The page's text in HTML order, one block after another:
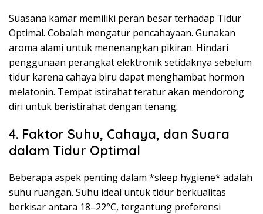
Suasana kamar memiliki peran besar terhadap Tidur
Optimal. Cobalah mengatur pencahayaan. Gunakan
aroma alami untuk menenangkan pikiran. Hindari
penggunaan perangkat elektronik setidaknya sebelum
tidur karena cahaya biru dapat menghambat hormon
melatonin. Tempat istirahat teratur akan mendorong
diri untuk beristirahat dengan tenang.
4. Faktor Suhu, Cahaya, dan Suara
dalam Tidur Optimal
Beberapa aspek penting dalam *sleep hygiene* adalah
suhu ruangan. Suhu ideal untuk tidur berkualitas
berkisar antara 18–22°C, tergantung preferensi